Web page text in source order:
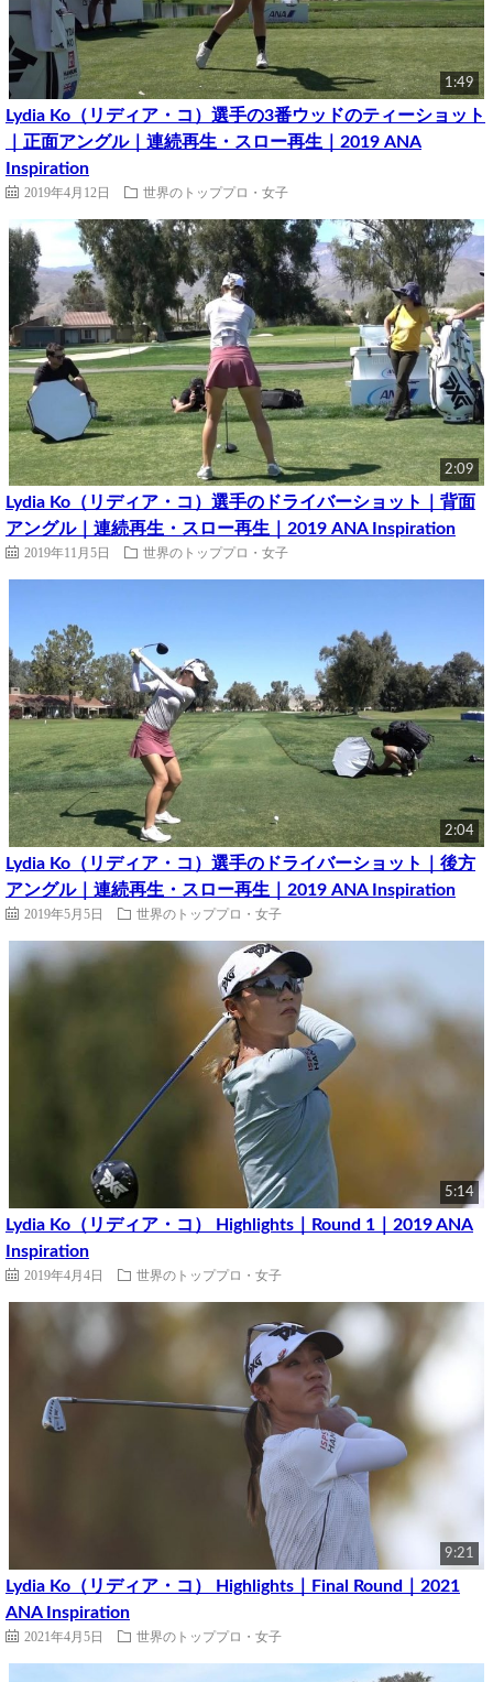
1:49
Lydia Ko（リディア・コ）選手の3番ウッドのティーショット
｜正面アングル｜連続再生・スロー再生｜2019 ANA
Inspiration
2019年4月12日 世界のトッププロ・女子
2:09
Lydia Ko（リディア・コ）選手のドライバーショット｜背面
アングル｜連続再生・スロー再生｜2019 ANA Inspiration
2019年11月5日 世界のトッププロ・女子
2:04
Lydia Ko（リディア・コ）選手のドライバーショット｜後方
アングル｜連続再生・スロー再生｜2019 ANA Inspiration
2019年5月5日 世界のトッププロ・女子
5:14
Lydia Ko（リディア・コ） Highlights｜Round 1｜2019 ANA
Inspiration
2019年4月4日 世界のトッププロ・女子
9:21
Lydia Ko（リディア・コ） Highlights｜Final Round｜2021
ANA Inspiration
2021年4月5日 世界のトッププロ・女子